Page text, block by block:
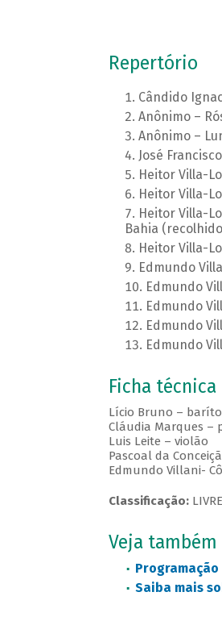
Repertório
Cândido
Anônimo –
Anônimo –
José
Heitor Villa-
Heitor Villa-
Heitor Villa-
Bahia
Heitor Villa-
Edmundo
Edmundo
Edmundo
Edmundo
Edmundo
Ficha técnica
Lício Bruno –
Cláudia Marques –
Luis Leite – violão
Pascoal da
Edmundo Villani-
Classificação:LIVRE
Veja também
Programação
Saiba mais